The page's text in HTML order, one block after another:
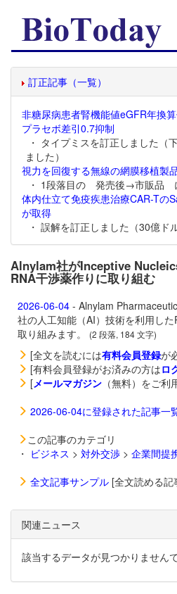
訂正記事（一覧）
非糖尿病患者腎機能値eGFR年換
プラセボ差引0.7抑制
・ タイプミスを訂正しました（
ました）
視力を回復する無線の網膜移植製
・ 1段落目の 発売後→市販品
体内仕立て免疫疾患治療CAR-Tの
が取得
・ 誤解を訂正しました（30億ド
Alnylam社がInceptive
RNA干渉薬作りに取り組む
2026-06-04 - Alnylam
社の人工知能（AI）技術を利用し
取り組みます。
(2 段落, 184 文字)
[全文を読むには有料会員登録が
[有料会員登録がお済みの方はロ
[メールマガジン （無料）をご利
2026-06-04に登録された記事一
この記事のカテゴリ
・ ビジネス > 対外交渉 > 企業間提
全文記事サンプル [全文読める
関連ニュース
該当するデータが見つかりませんで